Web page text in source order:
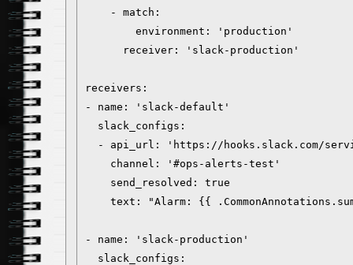
    - match:
        environment: 'production'
      receiver: 'slack-production'
receivers:
- name: 'slack-default'
  slack_configs:
- api_url: 'https://hooks.slack.com/
    channel: '#ops-alerts-test'
    send_resolved: true
text: "Alarm: {{
- name: 'slack-production'
  slack_configs: